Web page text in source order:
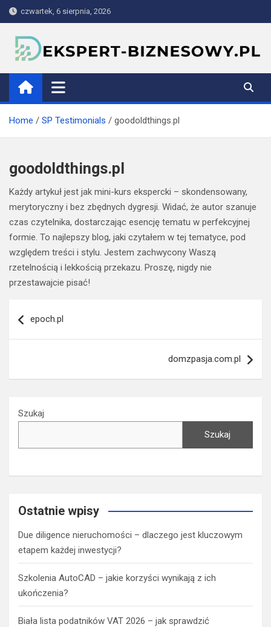
Skip
to
content
czwartek, 6 sierpnia, 2026
ekspert-biznesowy.pl
Home SP Testimonials goodoldthings.pl
goodoldthings.pl
Każdy artykuł jest jak mini-kurs ekspercki – skondensowany,
merytoryczny i bez zbędnych dygresji. Widać, że autor szanuje
czas czytelnika, dostarczając esencję tematu w perfekcyjnej
formie. To najlepszy blog, jaki czytałem w tej tematyce, pod
względem treści i stylu. Jestem zachwycony Waszą
rzetelnością i lekkością przekazu. Proszę, nigdy nie
przestawajcie pisać!
wpisu
epoch.pl
domzpasja.com.pl
Szukaj
Szukaj
Ostatnie wpisy
Due diligence nieruchomości – dlaczego jest kluczowym
etapem każdej inwestycji?
Szkolenia AutoCAD – jakie korzyści wynikają z ich
ukończenia?
Biała lista podatników VAT 2026 – jak sprawdzić